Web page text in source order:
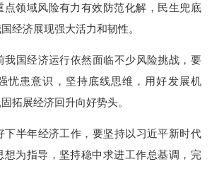
点领域风险有力有效防范化解，民生兜底
经济展现强大活力和韧性。
我国经济运行依然面临不少风险挑战，要
忧患意识，坚持底线思维，用好发展机
拓展经济回升向好势头。
下半年经济工作，要坚持以习近平新时代
想为指导，坚持稳中求进工作总基调，完